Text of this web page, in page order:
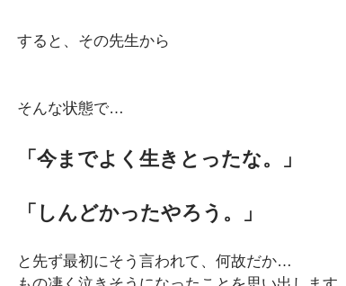
すると、その先生から
そんな状態で…
「今までよく生きとったな。」
「しんどかったやろう。」
と先ず最初にそう言われて、何故だか…